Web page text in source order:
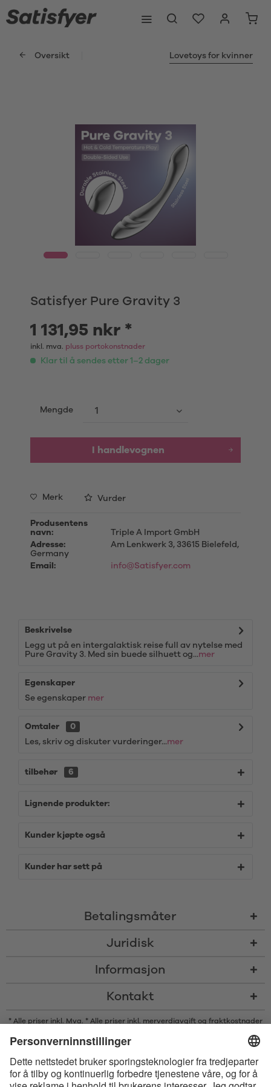
Oversikt Lovetoys for kvinner
Satisfyer Pure Gravity 3
1 131,95 nkr *
inkl. mva. pluss portokonstnader
Klar til å sendes etter 1–2 dager
Mengde
I handlevognen
Merk Vurder
Produsentens
navn:
Triple A Import GmbH
Adresse:
Am Lenkwerk 3, 33615 Bielefeld,
Germany
Email:
info@Satisfyer.com
Beskrivelse
Legg ut på en intergalaktisk reise full av nytelse med
Pure Gravity 3. Med sin buede silhuett og...mer
Egenskaper
Se egenskaper mer
Omtaler
0
Les, skriv og diskuter vurderinger...mer
tilbehør 6
Lignende produkter:
Kunder kjøpte også
Kunder har sett på
Betalingsmåter
Juridisk
Informasjon
Kontakt
* Alle priser inkl. Mva. * Alle priser inkl. merverdiavgift og fraktkostnader
* Bluetooth®s ordmerke og logoer er registrerte varemerker som eies av
Bluetooth SIG, Inc., og enhver bruk av slike merker av Satisfyer GmbH
skjer på lisens.